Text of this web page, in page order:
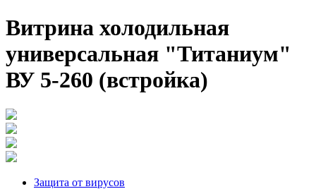
Витрина холодильная
универсальная "Титаниум"
ВУ 5-260 (встройка)
Защита от вирусов